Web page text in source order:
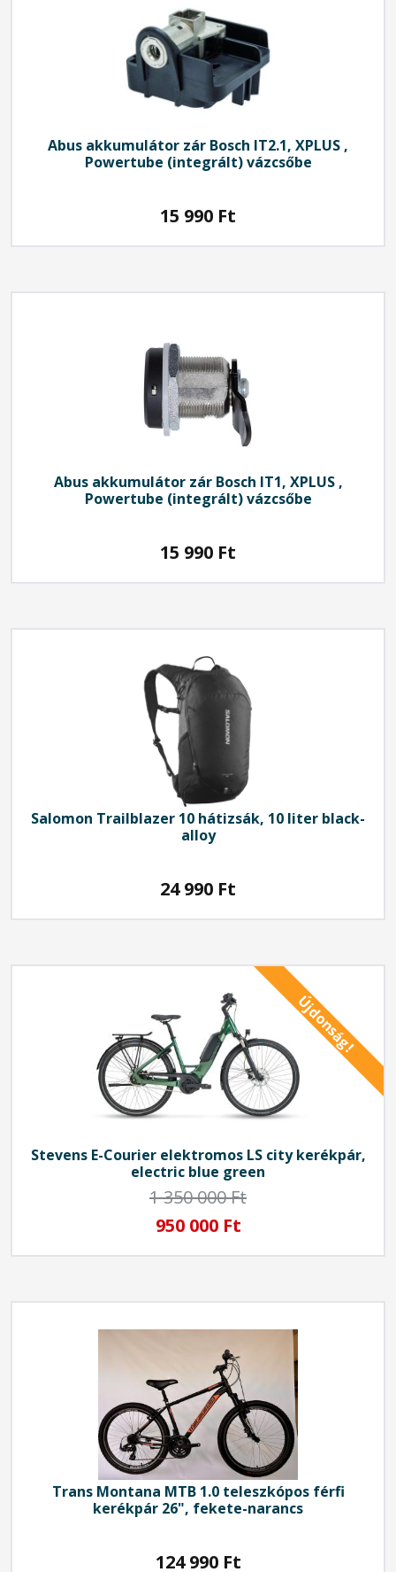
Abus akkumulátor zár Bosch IT2.1, XPLUS ,
Powertube (integrált) vázcsőbe
15 990 Ft
Abusakkumulátor zár Bosch IT1, XPLUS ,
Powertube (integrált) vázcsőbe
15 990 Ft
Salomon Trailblazer 10 hátizsák, 10 liter black-
alloy
24 990 Ft
Újdonság!
StevensE-Courier elektromos LS city kerékpár,
electric blue green
1 350 000 Ft
950 000 Ft
Trans Montana MTB 1.0 teleszkópos férfi
kerékpár 26", fekete-narancs
124 990 Ft